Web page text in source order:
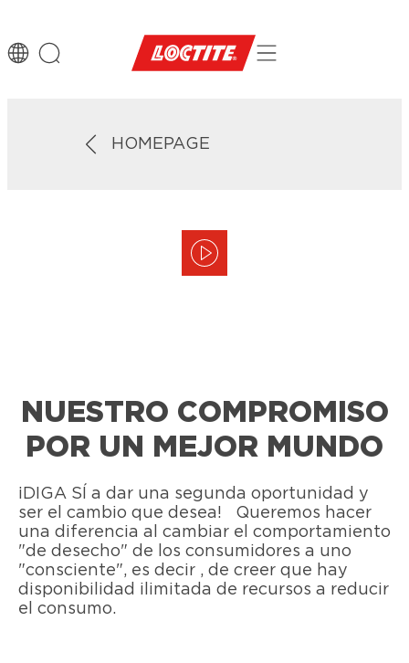
HOMEPAGE
NUESTRO COMPROMISO
POR UN MEJOR MUNDO
¡DIGA SÍ a dar una segunda oportunidad y
ser el cambio que desea! Queremos hacer
una diferencia al cambiar el comportamiento
"de desecho" de los consumidores a uno
"consciente", es decir , de creer que hay
disponibilidad ilimitada de recursos a reducir
el consumo.